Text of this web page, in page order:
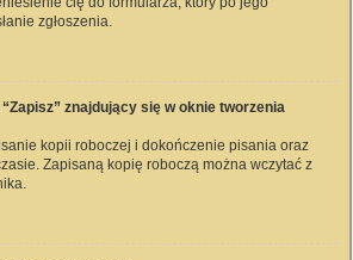
zgłoszenia.
znajdujący się w oknie tworzenia
kopii roboczej i dokończenie pisania oraz
Zapisaną kopię roboczą można wczytać z